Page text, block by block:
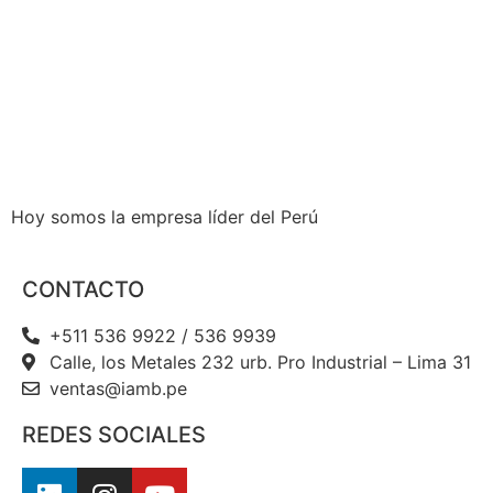
Hoy somos la empresa líder del Perú
CONTACTO
+511 536 9922 / 536 9939
Calle, los Metales 232 urb. Pro Industrial – Lima 31
ventas@iamb.pe
REDES SOCIALES